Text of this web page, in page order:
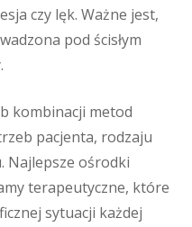
czy lęk. Ważne jest,
pod ścisłym
kombinacji metod
pacjenta, rodzaju
Najlepsze ośrodki
terapeutyczne, które
sytuacji każdej